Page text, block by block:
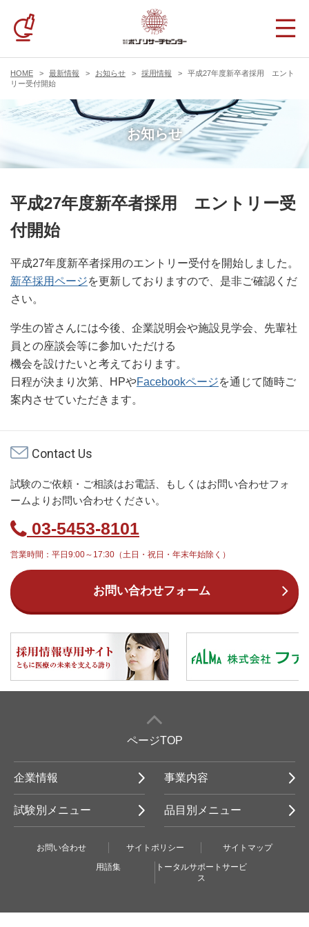
HOME 最新情報 お知らせ 採用情報
平成27年度新卒者採用 エント
リー受付開始
お知らせ
平成27年度新卒者採用 エントリー受
付開始
平成27年度新卒者採用のエントリー受付を開始しました。
新卒採用ページを更新しておりますので、是非ご確認くだ
さい。
学生の皆さんには今後、企業説明会や施設見学会、先輩社
員との座談会等に参加いただける
機会を設けたいと考えております。
日程が決まり次第、HPやFacebookページを通じて随時ご
案内させていただきます。
Contact Us
試験のご依頼・ご相談はお電話、もしくはお問い合わせフォ
ームよりお問い合わせください。
03-5453-8101
営業時間：平日9:00～17:30（土日・祝日・年末年始除く）
お問い合わせフォーム
ページTOP
企業情報 事業内容
試験別メニュー 品目別メニュー
お問い合わせ サイトポリシー
サイトマップ
用語集
トータルサポートサービ
ス